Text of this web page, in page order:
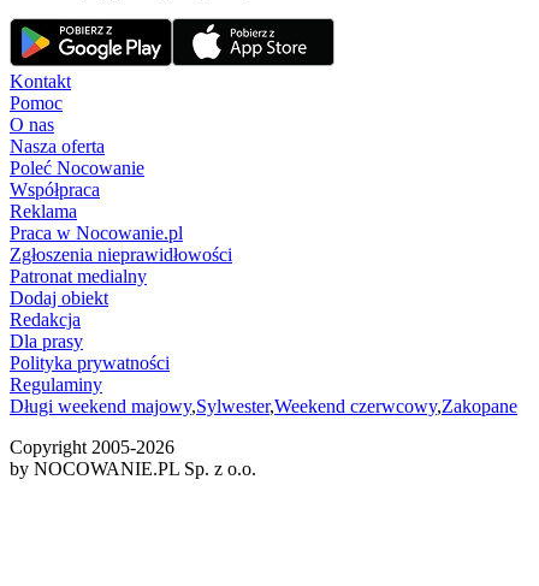
Kontakt
Pomoc
O nas
Nasza oferta
Poleć Nocowanie
Współpraca
Reklama
Praca w Nocowanie.pl
Zgłoszenia nieprawidłowości
Patronat medialny
Dodaj obiekt
Redakcja
Dla prasy
Polityka prywatności
Regulaminy
Długi weekend majowy,Sylwester,Weekend czerwcowy,Zakopane
Copyright 2005-2026
by NOCOWANIE.PL Sp. z o.o.